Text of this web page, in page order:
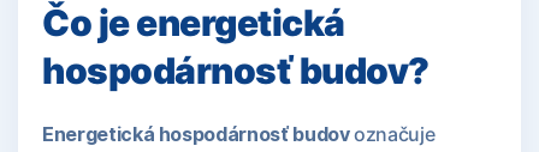
Čo je energetická
hospodárnosť budov?
Energetická hospodárnosť budovoznačuje